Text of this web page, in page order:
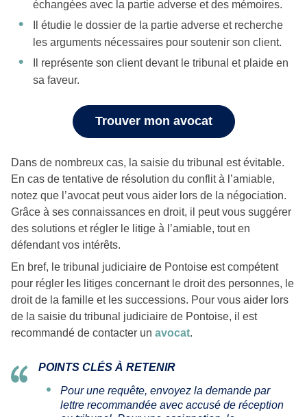
échangées avec la partie adverse et des mémoires.
Il étudie le dossier de la partie adverse et recherche
les arguments nécessaires pour soutenir son client.
Il représente son client devant le tribunal et plaide en
sa faveur.
Trouver mon avocat
Dans de nombreux cas, la saisie du tribunal est évitable.
En cas de tentative de résolution du conflit à l’amiable,
notez que l’avocat peut vous aider lors de la négociation.
Grâce à ses connaissances en droit, il peut vous suggérer
des solutions et régler le litige à l’amiable, tout en
défendant vos intérêts.
En bref, le tribunal judiciaire de Pontoise est compétent
pour régler les litiges concernant le droit des personnes, le
droit de la famille et les successions. Pour vous aider lors
de la saisie du tribunal judiciaire de Pontoise, il est
recommandé de contacter un avocat.
POINTS CLÉS À RETENIR
Pour une requête, envoyez la demande par
lettre recommandée avec accusé de réception